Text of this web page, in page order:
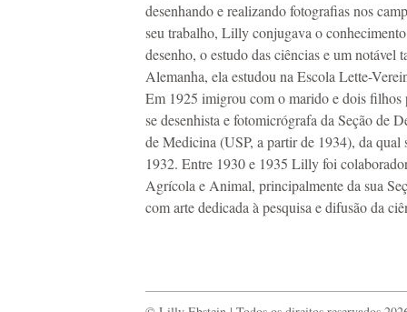
desenhando e realizando fotografias nos
seu trabalho, Lilly conjugava o
desenho, o estudo das ciências e um notável
Alemanha, ela estudou na Escola Lette-
Em 1925 imigrou com o marido e dois filhos
se desenhista e fotomicrógrafa da Seção de
de Medicina (USP, a partir de 1934), da qual
1932. Entre 1930 e 1935 Lilly foi
Agrícola e Animal, principalmente da sua
com arte dedicada à pesquisa e difusão da